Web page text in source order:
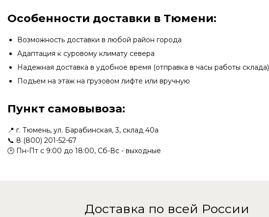
Особенности доставки в Тюмени:
Возможность доставки в любой район города
Адаптация к суровому климату севера
Надежная доставка в удобное время (отправка в часы работы склада)
Подъем на этаж на грузовом лифте или вручную
Пункт самовывоза:
📍 г. Тюмень, ул. Барабинская, 3, склад 40а
📞 8 (800) 201-52-67
🕒 Пн-Пт с 9:00 до 18:00, Сб-Вс - выходные
Доставка по всей России